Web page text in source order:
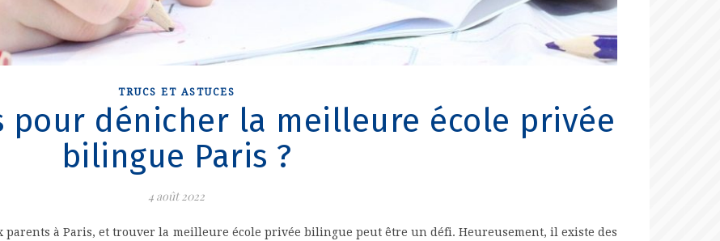
TRUCS ET ASTUCES
pour dénicher la meilleure école privée
bilingue Paris ?
4 août 2022
parents à Paris, et trouver la meilleure école privée bilingue peut être un défi. Heureusement, il existe des